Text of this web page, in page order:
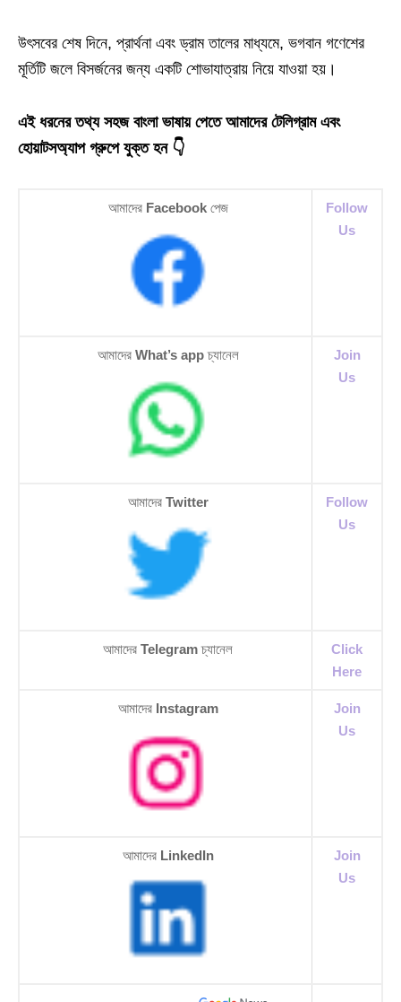
উৎসবের শেষ দিনে, প্রার্থনা এবং ড্রাম তালের মাধ্যমে, ভগবান গণেশের
মূর্তিটি জলে বিসর্জনের জন্য একটি শোভাযাত্রায় নিয়ে যাওয়া হয়।
এই ধরনের তথ্য সহজ বাংলা ভাষায় পেতে আমাদের টেলিগ্রাম এবং
হোয়াটসঅ্যাপ গ্রুপে যুক্ত হন 👇
আমাদের Facebook পেজ
Follow
Us
আমাদের What’s app চ্যানেল
Join
Us
আমাদের Twitter
Follow
Us
আমাদের Telegramচ্যানেল
Click
Here
আমাদের Instagram
Join
Us
আমাদের LinkedIn
Join
Us